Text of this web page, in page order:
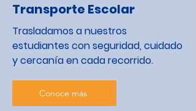
Transporte Escolar
Trasladamos a nuestros
estudiantes con seguridad, cuidado
y cercanía en cada recorrido.
Conoce más